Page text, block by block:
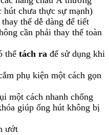
hút chưa thực sự mạnh)
thế dễ dàng để tiết
cần phải thay thế toàn
thể tách ra để sử dụng khi
phụ kiện một cách gọn
một cách nhanh chống
giúp ống hút không bị
ướt